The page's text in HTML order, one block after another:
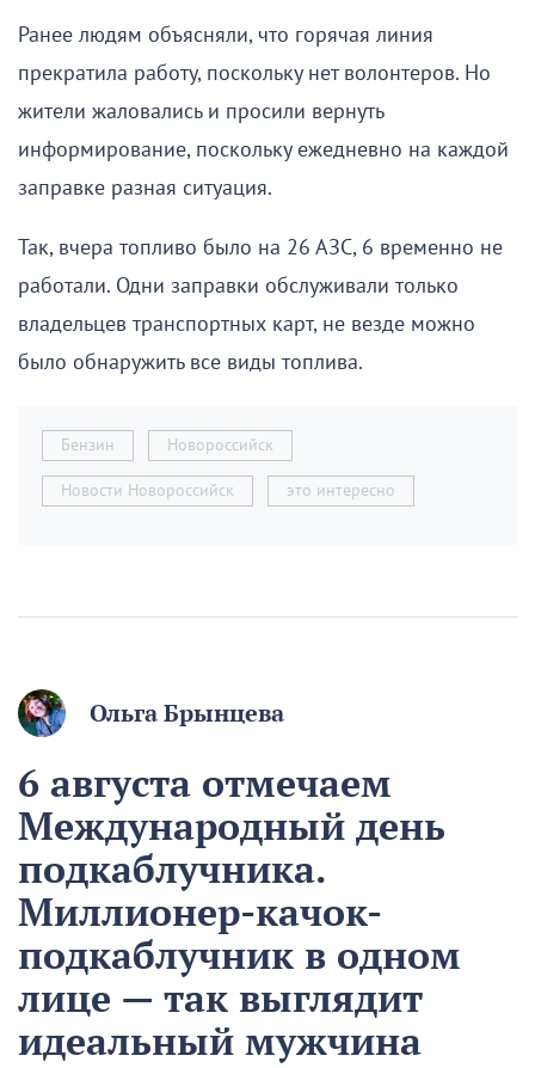
Ранее людям объясняли, что горячая линия
прекратила работу, поскольку нет волонтеров. Но
жители жаловались и просили вернуть
информирование, поскольку ежедневно на каждой
заправке разная ситуация.
Так, вчера топливо было на 26 АЗС, 6 временно не
работали. Одни заправки обслуживали только
владельцев транспортных карт, не везде можно
было обнаружить все виды топлива.
Бензин Новороссийск
Новости Новороссийск это интересно
Ольга Брынцева
6 августа отмечаем
Международный день
подкаблучника.
Миллионер-качок-
подкаблучник в одном
лице — так выглядит
идеальный мужчина